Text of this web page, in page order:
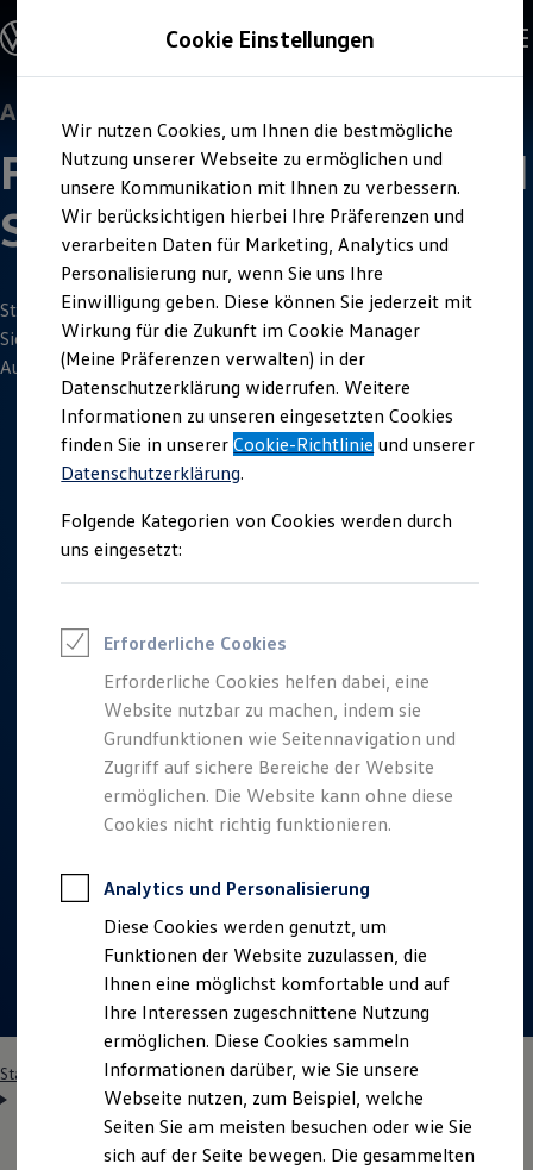
Hauptinhalt
springen
Footer
springen
Offene Stellen entdecken
Einstiegsmöglichkeiten
Schüler
Schülerpraktikum
Schüler Ferienjobs
Einstiegsqualifizierung
Studenten
Praktikum
Abschlussarbeit
Master-Stipendium
Auslandspraktikum
Jobs in Semesterferien
Werkstudentin / Werkstudent
Absolventen
StartUp Direct
Doktorandenprogramm
Volontariat
Berufserfahrene
Direkteinstieg
Jobs in der Volkswagen Group
Jobs in Produktion und Logistik
Talentpool für Fach- und Führungsexpertinnen
Arbeiten bei VW
Was uns ausmacht
Wir bei Volkswagen
Onboarding und Einarbeitung
Unternehmensbereiche
Standorte
Verhaltensgrundsätze
Karriere Magazin
Talentpool
Deine Bewerbung
Onlinebewerbung: So geht's
Bewerbungstipps
Eine Absage - was nun?
Anreise zu Interview oder AC
Kontakt und Hilfe
Barrierefrei bewerben
Triff unsere Recruiter
Events
Ausbildung
Fachkraft für Schutz und
Sicherheit
(w/m/d)
Starte deine Ausbildung 2027 zur Fachkraft für Schutz und
Sicherheit(w/m/d) bei Volkswagen. Sichere dir deinen
Ausbildungsplatz.
4 MinutenLesezeit
Startseite Einstiegsmöglichkeiten Schüler
Ausbildung
Fachkraft für Schutz und Sicherheit (w/m/d)
Cookie Einstellungen
Wir nutzen Cookies, um Ihnen die bestmögliche
Nutzung unserer Webseite zu ermöglichen und
unsere Kommunikation mit Ihnen zu verbessern.
Wir berücksichtigen hierbei Ihre Präferenzen und
verarbeiten Daten für Marketing, Analytics und
Personalisierung nur, wenn Sie uns Ihre
Einwilligung geben. Diese können Sie jederzeit mit
Wirkung für die Zukunft im Cookie Manager
(Meine Präferenzen verwalten) in der
Datenschutzerklärung widerrufen. Weitere
Informationen zu unseren eingesetzten Cookies
finden Sie in unsererCookie-Richtlinie und unserer
Datenschutzerklärung.
Folgende Kategorien von Cookies werden durch
uns eingesetzt:
Erforderliche Cookies
Erforderliche Cookies helfen dabei, eine
Website nutzbar zu machen, indem sie
Grundfunktionen wie Seitennavigation und
Zugriff auf sichere Bereiche der Website
ermöglichen. Die Website kann ohne diese
Cookies nicht richtig funktionieren.
Analytics und Personalisierung
Diese Cookies werden genutzt, um
Funktionen der Website zuzulassen, die
Ihnen eine möglichst komfortable und auf
Ihre Interessen zugeschnittene Nutzung
ermöglichen. Diese Cookies sammeln
Informationen darüber, wie Sie unsere
Webseite nutzen, zum Beispiel, welche
Seiten Sie am meisten besuchen oder wie Sie
sich auf der Seite bewegen. Die gesammelten